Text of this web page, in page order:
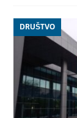
DRUŠTVO